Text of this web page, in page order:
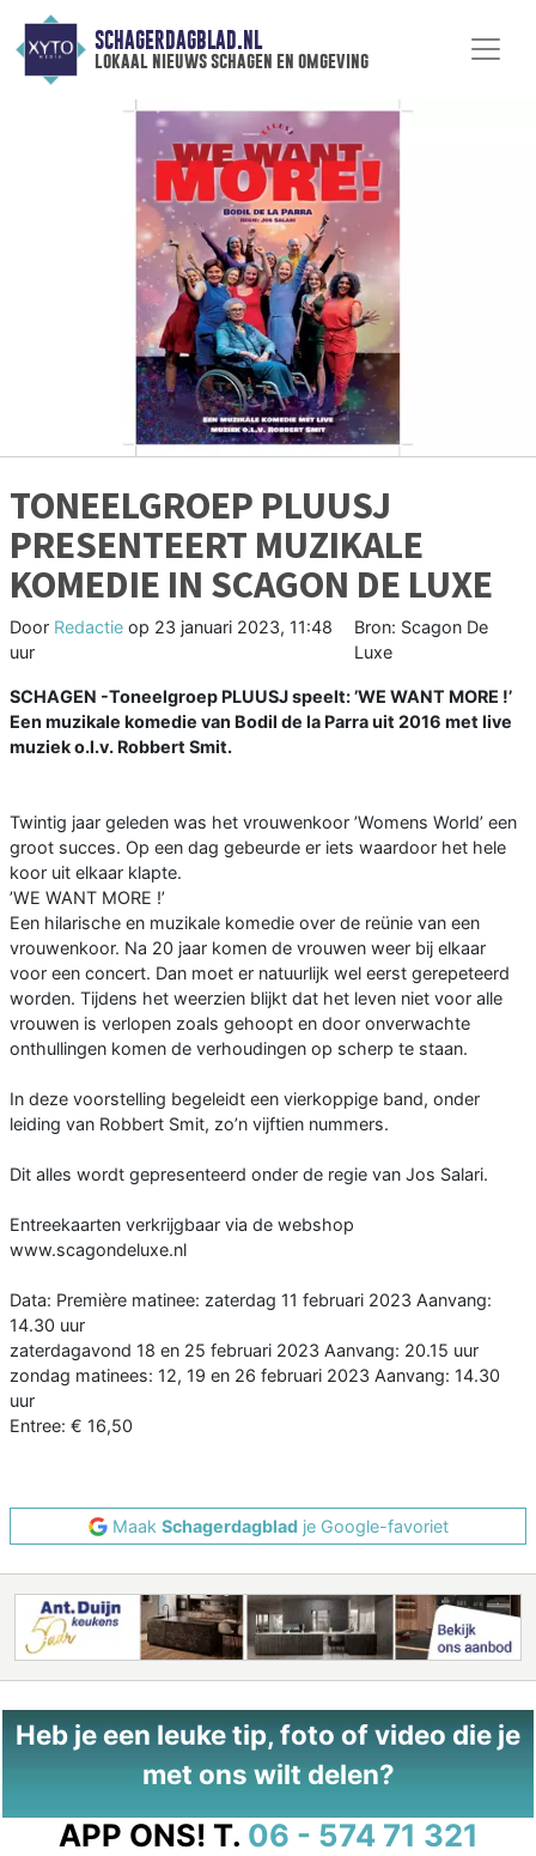
SCHAGERDAGBLAD.NL
lokaal nieuws schagen en omgeving
TONEELGROEP PLUUSJ
PRESENTEERT MUZIKALE
KOMEDIE IN SCAGON DE LUXE
Door Redactie op 23 januari 2023, 11:48
uur
Bron: Scagon De
Luxe
SCHAGEN -Toneelgroep PLUUSJ speelt: ’WE WANT MORE !’
Een muzikale komedie van Bodil de la Parra uit 2016 met live
muziek o.l.v. Robbert Smit.
Twintig jaar geleden was het vrouwenkoor ’Womens World’ een
groot succes. Op een dag gebeurde er iets waardoor het hele
koor uit elkaar klapte.
’WE WANT MORE !’
Een hilarische en muzikale komedie over de reünie van een
vrouwenkoor. Na 20 jaar komen de vrouwen weer bij elkaar
voor een concert. Dan moet er natuurlijk wel eerst gerepeteerd
worden. Tijdens het weerzien blijkt dat het leven niet voor alle
vrouwen is verlopen zoals gehoopt en door onverwachte
onthullingen komen de verhoudingen op scherp te staan.
In deze voorstelling begeleidt een vierkoppige band, onder
leiding van Robbert Smit, zo’n vijftien nummers.
Dit alles wordt gepresenteerd onder de regie van Jos Salari.
Entreekaarten verkrijgbaar via de webshop
www.scagondeluxe.nl
Data: Première matinee: zaterdag 11 februari 2023 Aanvang:
14.30 uur
zaterdagavond 18 en 25 februari 2023 Aanvang: 20.15 uur
zondag matinees: 12, 19 en 26 februari 2023 Aanvang: 14.30
uur
Entree: € 16,50
Maak Schagerdagbladje Google-favoriet
Heb je een leuke tip, foto of video die je
met ons wilt delen?
APP ONS! T. 06 - 574 71 321